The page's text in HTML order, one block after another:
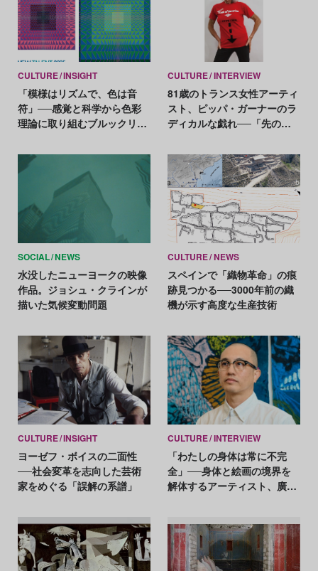
CULTURE INSIGHT
「模様はリズムで、色は音
符」──感覚と科学から色彩
理論に取り組むブルックリ
Talent 2025】
CULTURE INTERVIEW
81歳のトランス女性アーティ
スト、ピッパ・ガーナーのラ
ディカルな戯れ──「先のこ
自分が気に入っている」
SOCIAL NEWS
水没したニューヨークの映像
作品。ジョシュ・クラインが
描いた気候変動問題
CULTURE NEWS
スペインで「織物革命」の痕
跡見つかる──3000年前の織
機が示す高度な生産技術
CULTURE INSIGHT
ヨーゼフ・ボイスの二面性
──社会変革を志向した芸術
家をめぐる「誤解の系譜」
CULTURE INTERVIEW
「わたしの身体は常に不完
全」──身体と絵画の境界を
解体するアーティスト、廣直